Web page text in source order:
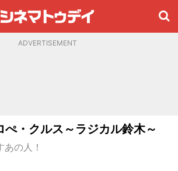
ADVERTISEMENT
・クルス～ラジカル鈴木～
の人！